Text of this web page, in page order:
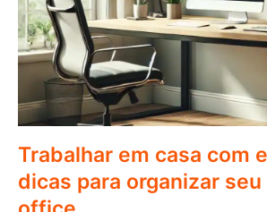
Trabalhar em casa com
dicas para organizar seu